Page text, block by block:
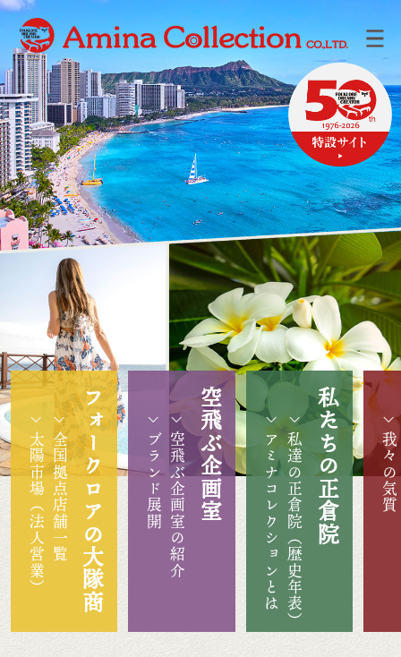
フォークロアの大隊商
全国拠点店舗一覧
太陽市場（法人営業） 空飛ぶ企画室
空飛ぶ企画室の紹介
ブランド展開 私たちの正倉院
私達の正倉院（歴史年表）
アミナコレクションとは 我々の気質